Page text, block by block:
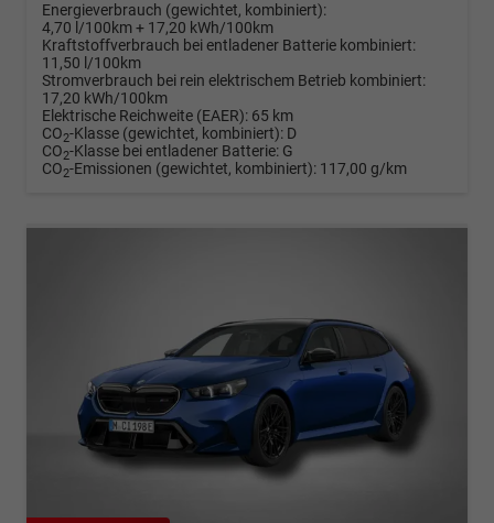
Energieverbrauch (gewichtet, kombiniert):
4,70 l/100km + 17,20 kWh/100km
Kraftstoffverbrauch bei entladener Batterie kombiniert:
11,50 l/100km
Stromverbrauch bei rein elektrischem Betrieb kombiniert:
17,20 kWh/100km
Elektrische Reichweite (EAER): 65 km
CO2-Klasse (gewichtet, kombiniert): D
CO2-Klasse bei entladener Batterie: G
CO2-Emissionen (gewichtet, kombiniert): 117,00 g/km